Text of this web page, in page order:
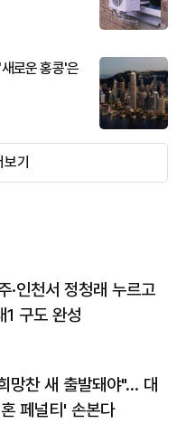
로운 홍콩'은
보기
·인천서 정청래 누르고
구도 완성
망찬 새 출발돼야"… 대
페널티' 손본다